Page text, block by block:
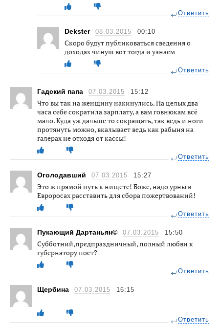
Ответить
Dekster 08.03.2015 00:10
Скоро будут публиковаться сведения о
доходах чинуш вот тогда и узнаем
Ответить
Гадский папа 07.03.2015 15:12
Что вы так на женщину накинулись. На целых два
часа себе сократила зарплату, а вам говнюкам всё
мало. Куда уж дальше то сокращать, так ведь и ноги
протянуть можно, вкалывает ведь как рабыня на
галерах не отходя от кассы!
Ответить
Оголодавший 07.03.2015 15:27
Это ж прямой путь к нищете! Боже, надо урны в
Евроросах расставить для сбора пожертвований!
Ответить
Пукающий Дартаньян© 07.03.2015 15:50
Субботний,предпраздничный, полный любви к
губернатору пост?
Ответить
Щербина 07.03.2015 16:15
Ответить